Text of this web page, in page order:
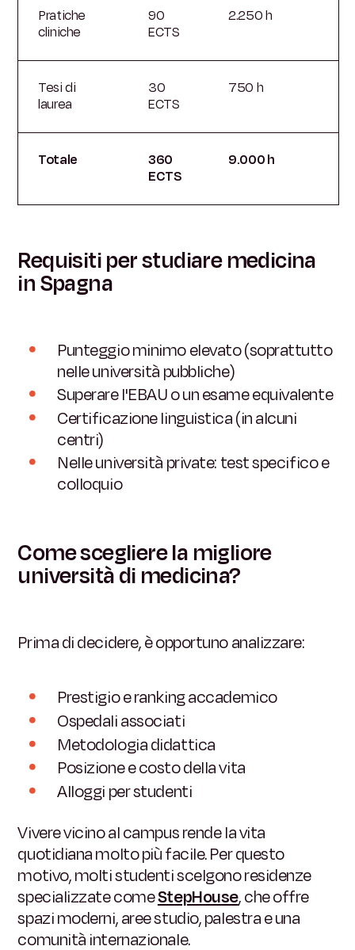
Pratiche
cliniche
90
ECTS
2.250 h
Tesi di
laurea
30
ECTS
750 h
Totale
360
ECTS
9.000 h
Requisiti per studiare medicina
in Spagna
Punteggio minimo elevato (soprattutto
nelle università pubbliche)
Superare l'EBAU o un esame equivalente
Certificazione linguistica (in alcuni
centri)
Nelle università private: test specifico e
colloquio
Come scegliere la migliore
università di medicina?
Prima di decidere, è opportuno analizzare:
Prestigio e ranking accademico
Ospedali associati
Metodologia didattica
Posizione e costo della vita
Alloggi per studenti
Vivere vicino al campus rende la vita
quotidiana molto più facile. Per questo
motivo, molti studenti scelgono residenze
specializzate comeStepHouse, che offre
spazi moderni, aree studio, palestra e una
comunità internazionale.